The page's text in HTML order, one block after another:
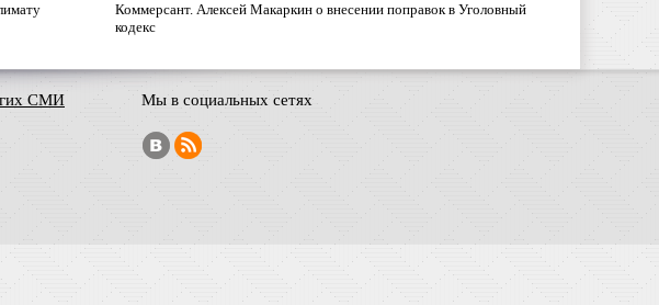
Коммерсант. Алексей Макаркин о внесении поправок в Уголовный
кодекс
СМИ Мы в социальных сетях